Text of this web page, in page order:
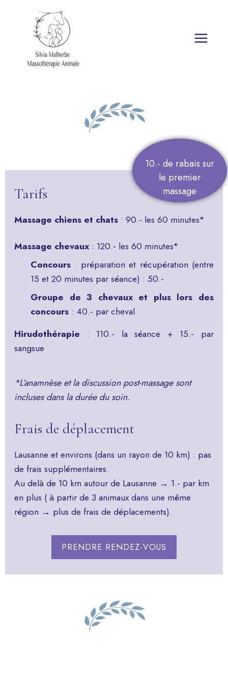
Tarifs
Massage chiens et chats : 90.- les 60 minutes*
Massage chevaux : 120.- les 60 minutes*
Concours : préparation et récupération (entre
15 et 20 minutes par séance) : 50.-
Groupe de 3 chevaux et plus lors des
concours : 40.- par cheval.
Hirudothérapie : 110.- la séance + 15.- par
sangsue
*L’anamnèse et la discussion post-massage sont
incluses dans la durée du soin.
Frais de déplacement
Lausanne et environs (dans un rayon de 10 km) : pas
de frais supplémentaires.
Au delà de 10 km autour de Lausanne → 1.- par km
en plus ( à partir de 3 animaux dans une même
région → plus de frais de déplacements).
10.- de rabais sur
le premier
massage
PRENDRE RENDEZ-VOUS